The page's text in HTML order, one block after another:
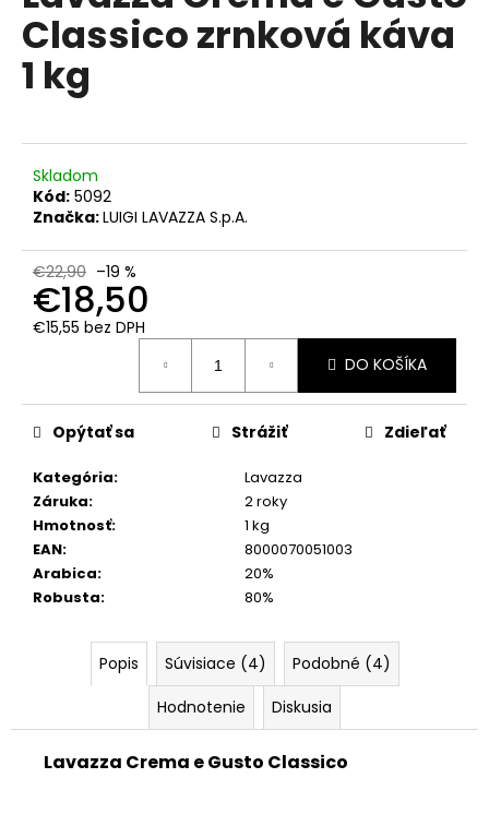
0,0
z
5
hviezdičiek.
Classico zrnková káva
1 kg
Skladom
Kód: 5092
Značka:LUIGI LAVAZZA S.p.A.
€22,90 –19 %
€18,50
€15,55 bez DPH
DO KOŠÍKA
Kategória:
Lavazza
Záruka:
2 roky
Hmotnosť:
1 kg
EAN:
8000070051003
Arabica:
20%
Robusta: 80%
Opýtať sa Strážiť Zdieľať
Popis Súvisiace (4)
Podobné (4)
Hodnotenie
Diskusia
Lavazza Crema e Gusto Classico
a
m
e
MOKATE
PUMPKIN
SPICE
110
€1,99
Pôvodne:
€2,99